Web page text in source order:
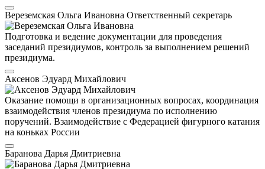
Вереземская Ольга Ивановна Ответственный секретарь
Подготовка и ведение документации для проведения
заседаний президиумов, контроль за выполнением решений
президиума.
Аксенов Эдуард Михайлович
Оказание помощи в организационных вопросах, координация
взаимодействия членов президиума по исполнению
поручений. Взаимодействие с Федерацией фигурного катания
на коньках России
Баранова Дарья Дмитриевна